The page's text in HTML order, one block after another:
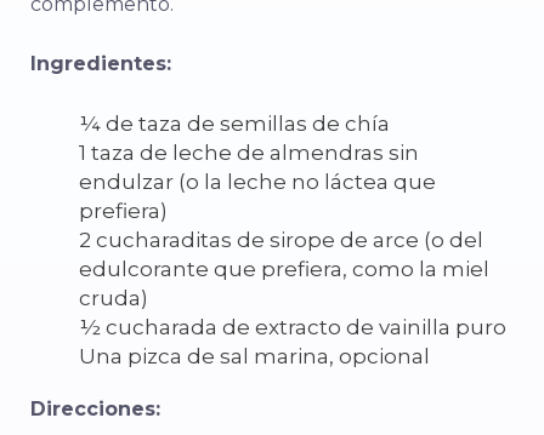
Ingredientes:
¼ de taza de semillas de chía
1 taza de leche de almendras sin
endulzar (o la leche no láctea que
prefiera)
2 cucharaditas de sirope de arce (o del
edulcorante que prefiera, como la miel
cruda)
½ cucharada de extracto de vainilla puro
Una pizca de sal marina, opcional
Direcciones: